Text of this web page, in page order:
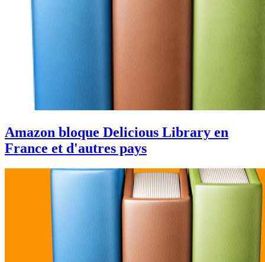
Amazon bloque Delicious Library en
France et d'autres pays